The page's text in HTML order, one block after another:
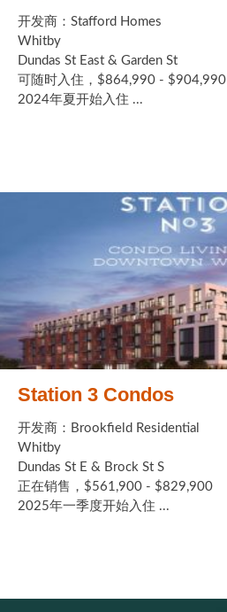
开发商：Stafford Homes
Whitby
Dundas St East & Garden St
可随时入住，$864,990 - $904,990
2024年夏开始入住 ...
Station 3 Condos
开发商：Brookfield Residential
Whitby
Dundas St E & Brock St S
正在销售，$561,900 - $829,900
2025年一季度开始入住 ...